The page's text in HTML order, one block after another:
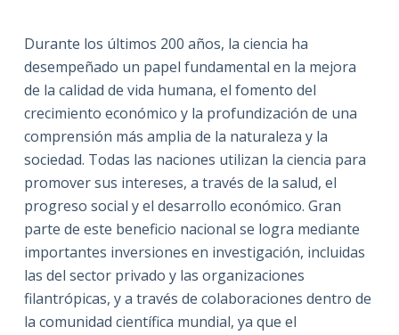
Durante los últimos 200 años, la ciencia ha
desempeñado un papel fundamental en la mejora
de la calidad de vida humana, el fomento del
crecimiento económico y la profundización de una
comprensión más amplia de la naturaleza y la
sociedad. Todas las naciones utilizan la ciencia para
promover sus intereses, a través de la salud, el
progreso social y el desarrollo económico. Gran
parte de este beneficio nacional se logra mediante
importantes inversiones en investigación, incluidas
las del sector privado y las organizaciones
filantrópicas, y a través de colaboraciones dentro de
la comunidad científica mundial, ya que el